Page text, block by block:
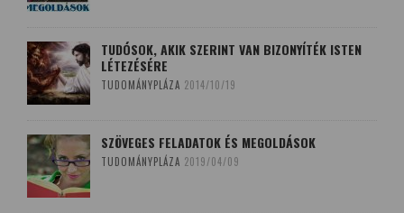
TUDÓSOK, AKIK SZERINT VAN BIZONYÍTÉK ISTEN
LÉTEZÉSÉRE
TUDOMÁNYPLÁZA 2014/10/19
SZÖVEGES FELADATOK ÉS MEGOLDÁSOK
TUDOMÁNYPLÁZA 2019/04/09